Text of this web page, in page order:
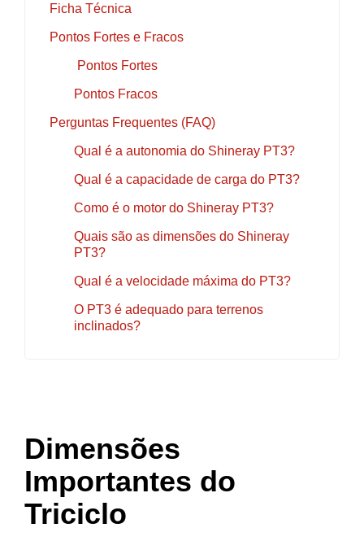
Ficha Técnica
Pontos Fortes e Fracos
Pontos Fortes
Pontos Fracos
Perguntas Frequentes (FAQ)
Qual é a autonomia do Shineray PT3?
Qual é a capacidade de carga do PT3?
Como é o motor do Shineray PT3?
Quais são as dimensões do Shineray
PT3?
Qual é a velocidade máxima do PT3?
O PT3 é adequado para terrenos
inclinados?
Dimensões
Importantes do
Triciclo